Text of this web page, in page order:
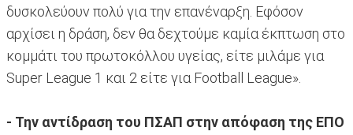
δυσκολεύουν πολύ για την επανέναρξη. Εφόσον
αρχίσει η δράση, δεν θα δεχτούμε καμία έκπτωση στο
κομμάτι του πρωτοκόλλου υγείας, είτε μιλάμε για
Super League 1 και 2 είτε για Football League».
- Την αντίδραση του ΠΣΑΠ στην απόφαση της ΕΠΟ